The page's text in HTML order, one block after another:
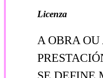
Licenza
A OBRA OU
SE DEFINE